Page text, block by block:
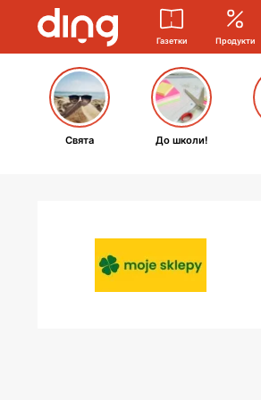
Газетки Продукти
Свята До школи!